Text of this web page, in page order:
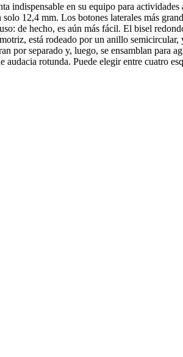
indispensable en su equipo para
12,4 mm. Los botones laterales más
de hecho, es aún más fácil. El bisel
está rodeado por un anillo semicircular,
por separado y, luego, se ensamblan para
rotunda. Puede elegir entre cuatro